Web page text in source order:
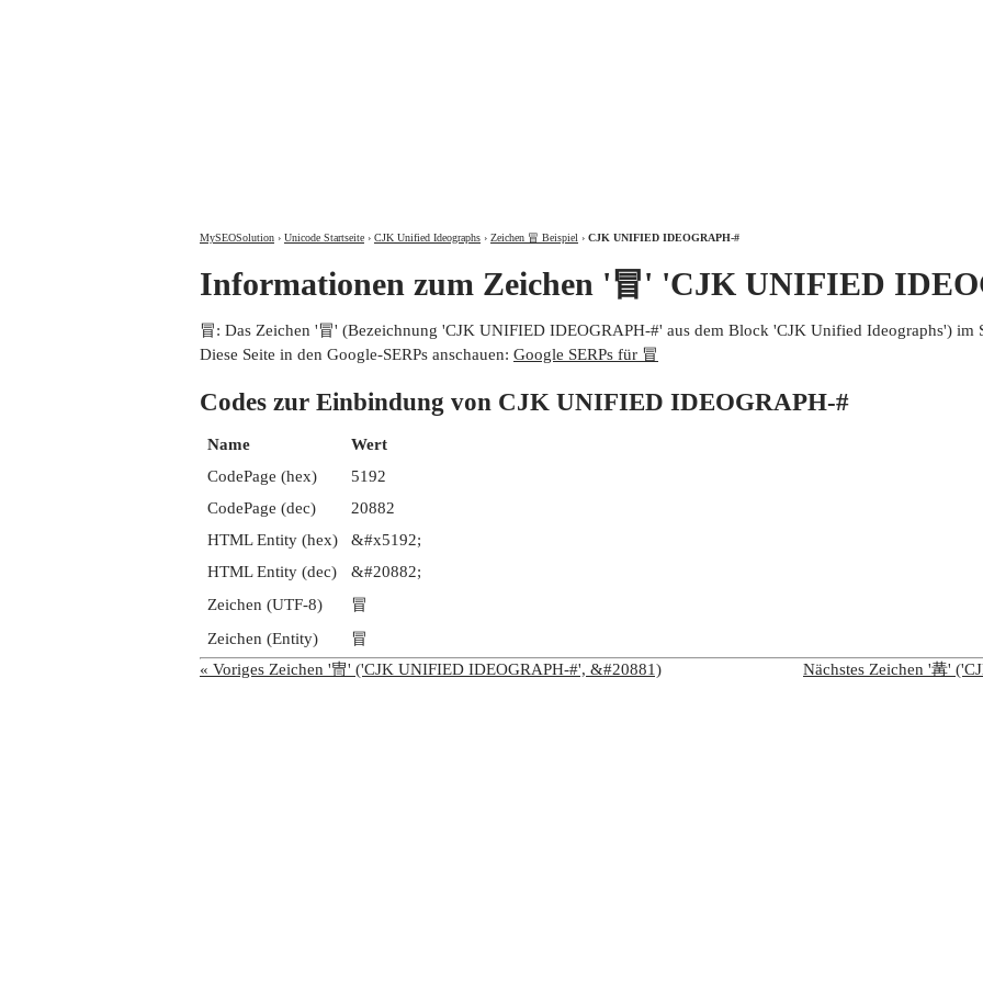
MySEOSolution › Unicode Startseite › CJK Unified Ideographs › Zeichen 冒 Beispiel › CJK UNIFIED IDEOGRAPH-#
Informationen zum Zeichen '冒' 'CJK UNIFIED
冒: Das Zeichen '冒' (Bezeichnung 'CJK UNIFIED IDEOGRAPH-#' aus dem Block 'CJK Unified Ideographs') im
Diese Seite in den Google-SERPs anschauen: Google SERPs für 冒
Codes zur Einbindung von CJK UNIFIED IDEOGRAPH-#
Name
Wert
CodePage (hex)
5192
CodePage (dec)
20882
HTML Entity (hex)
&#x5192;
HTML Entity (dec)
&#20882;
Zeichen (UTF-8)
冒
Zeichen (Entity)
冒
« Voriges Zeichen '冑' ('CJK UNIFIED IDEOGRAPH-#', &#20881)
Nächstes Zeichen '冓'